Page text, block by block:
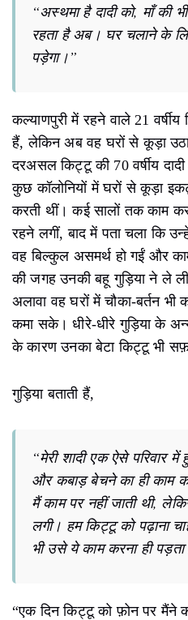
“अस्थमा है दादी को, माँ की
रहता है अब। घर चलाने के
पड़ेगा।”
कल्याणपुरी में रहने वाले 21
हैं, लेकिन अब वह घरों से कूड़ा
दरअसल किट्टू की 70 वर्षीय
कुछ कॉलोनियों में घरों से कूड़ा
करती थीं। कई सालों तक काम
रहने लगीं, बाद में पता चला कि
वह बिल्कुल असमर्थ हो गईं और
की जगह उनकी बहू गुड़िया ने ले
अलावा वह घरों में चौका-बर्तन
कमा सके। धीरे-धीरे गुड़िया के
के कारण उनका बेटा किट्टू भी
गुड़िया बताती हैं,
“मेरी शादी एक ऐसे परिवार
और कबाड़ बेचने का ही काम
मैं काम पर नहीं जाती थी,
लगी। हम किट्टू को पढ़ाना
भी उसे ये काम करना ही
“एक दिन किट्टू को फ़ोन पर मैंने